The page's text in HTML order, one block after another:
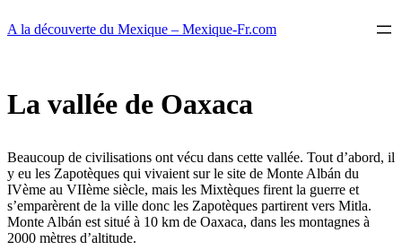
au
A la découverte du Mexique – Mexique-Fr.com
La vallée de Oaxaca
Beaucoup de civilisations ont vécu dans cette vallée. Tout d’abord, il
y eu les Zapotèques qui vivaient sur le site de Monte Albán du
IVème au VIIème siècle, mais les Mixtèques firent la guerre et
s’emparèrent de la ville donc les Zapotèques partirent vers Mitla.
Monte Albán est situé à 10 km de Oaxaca, dans les montagnes à
2000 mètres d’altitude.